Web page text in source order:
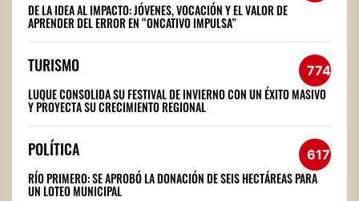
DE LA IDEA AL IMPACTO: JÓVENES, VOCACIÓN Y EL VALOR DE
APRENDER DEL ERROR EN “ONCATIVO IMPULSA”
TURISMO 774
LUQUE CONSOLIDA SU FESTIVAL DE INVIERNO CON UN ÉXITO MASIVO
Y PROYECTA SU CRECIMIENTO REGIONAL
POLÍTICA 617
RÍO PRIMERO: SE APROBÓ LA DONACIÓN DE SEIS HECTÁREAS PARA
UN LOTEO MUNICIPAL